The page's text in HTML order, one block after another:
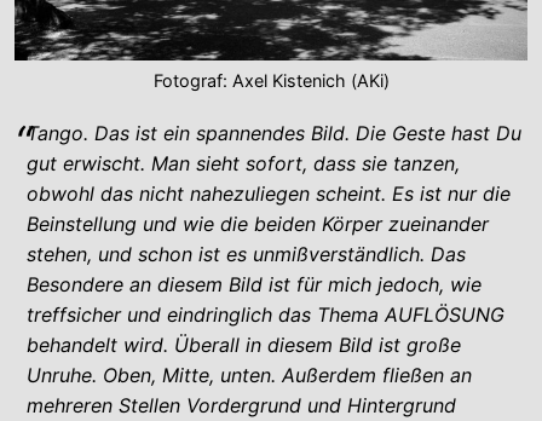
Fotograf: Axel Kistenich (AKi)
Tango. Das ist ein spannendes Bild. Die Geste hast Du
gut erwischt. Man sieht sofort, dass sie tanzen,
obwohl das nicht nahezuliegen scheint. Es ist nur die
Beinstellung und wie die beiden Körper zueinander
stehen, und schon ist es unmißverständlich. Das
Besondere an diesem Bild ist für mich jedoch, wie
treffsicher und eindringlich das Thema AUFLÖSUNG
behandelt wird. Überall in diesem Bild ist große
Unruhe. Oben, Mitte, unten. Außerdem fließen an
mehreren Stellen Vordergrund und Hintergrund